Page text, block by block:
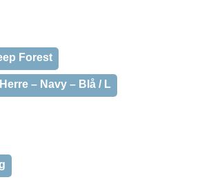
Forest
– Navy – Blå / L